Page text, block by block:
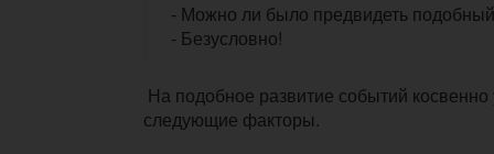
- Можно ли было предвидеть
- Безусловно!
На подобное развитие событий
следующие факторы.